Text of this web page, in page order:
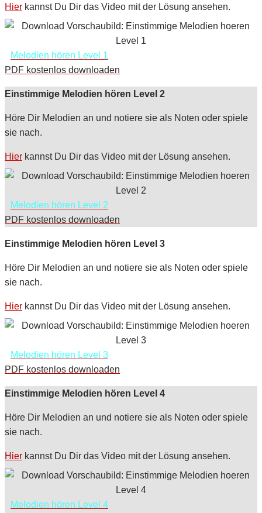
Hier kannst Du Dir das Video mit der Lösung ansehen.
Melodien hören Level 1
PDF kostenlos downloaden
Einstimmige Melodien hören Level 2
Höre Dir Melodien an und notiere sie als Noten oder spiele
sie nach.
Hier kannst Du Dir das Video mit der Lösung ansehen.
Melodien hören Level 2
PDF kostenlos downloaden
Einstimmige Melodien hören Level 3
Höre Dir Melodien an und notiere sie als Noten oder spiele
sie nach.
Hier kannst Du Dir das Video mit der Lösung ansehen.
Melodien hören Level 3
PDF kostenlos downloaden
Einstimmige Melodien hören Level 4
Höre Dir Melodien an und notiere sie als Noten oder spiele
sie nach.
Hier kannst Du Dir das Video mit der Lösung ansehen.
Melodien hören Level 4